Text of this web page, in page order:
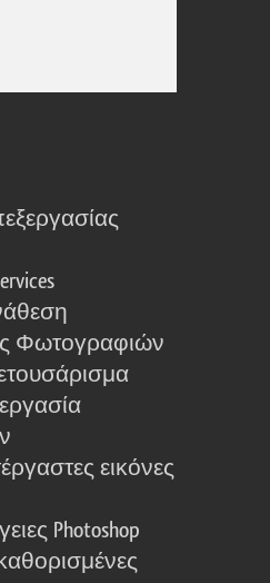
Φωτογραφιών
εικόνες
Photoshop